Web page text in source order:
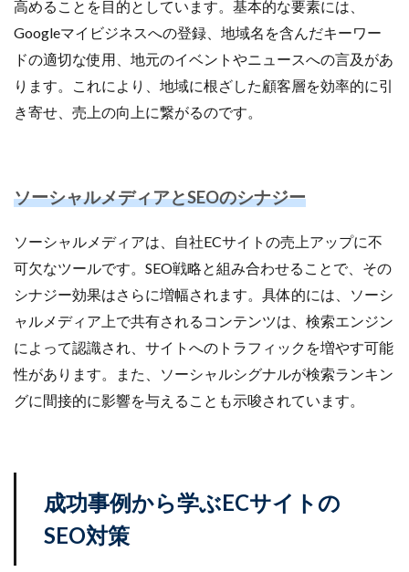
高めることを目的としています。基本的な要素には、
Googleマイビジネスへの登録、地域名を含んだキーワー
ドの適切な使用、地元のイベントやニュースへの言及があ
ります。これにより、地域に根ざした顧客層を効率的に引
き寄せ、売上の向上に繋がるのです。
ソーシャルメディアとSEOのシナジー
ソーシャルメディアは、自社ECサイトの売上アップに不
可欠なツールです。SEO戦略と組み合わせることで、その
シナジー効果はさらに増幅されます。具体的には、ソーシ
ャルメディア上で共有されるコンテンツは、検索エンジン
によって認識され、サイトへのトラフィックを増やす可能
性があります。また、ソーシャルシグナルが検索ランキン
グに間接的に影響を与えることも示唆されています。
成功事例から学ぶECサイトの
SEO対策